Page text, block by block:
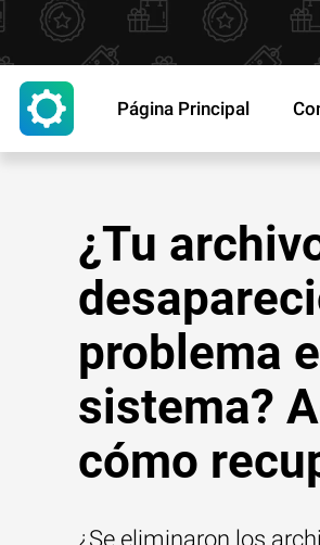
Página Principal
¿Tu
problema
sistema?
cómo
¿Se eliminaron los